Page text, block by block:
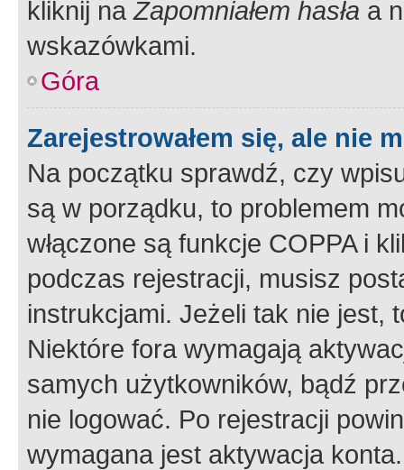
kliknij naZapomniałem hasła a
wskazówkami.
Góra
Zarejestrowałem się, ale nie
Na początku sprawdź, czy
są w porządku, to problemem
włączone są funkcje COPPA i
podczas rejestracji, musisz
instrukcjami. Jeżeli tak nie jest,
Niektóre fora wymagają
samych użytkowników, bądź
nie logować. Po rejestracji
wymagana jest aktywacja